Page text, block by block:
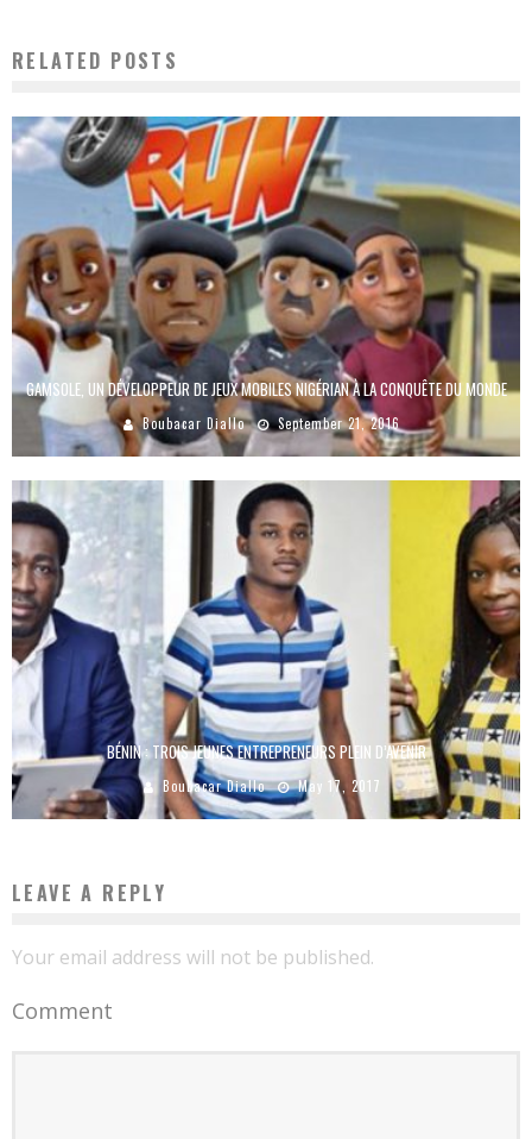
RELATED POSTS
GAMSOLE, UN DÉVELOPPEUR DE JEUX MOBILES NIGÉRIAN À LA CONQUÊTE DU MONDE
Boubacar Diallo September 21, 2016
BÉNIN : TROIS JEUNES ENTREPRENEURS PLEIN D’AVENIR
Boubacar Diallo May 17, 2017
LEAVE A REPLY
Your email address will not be published.
Comment